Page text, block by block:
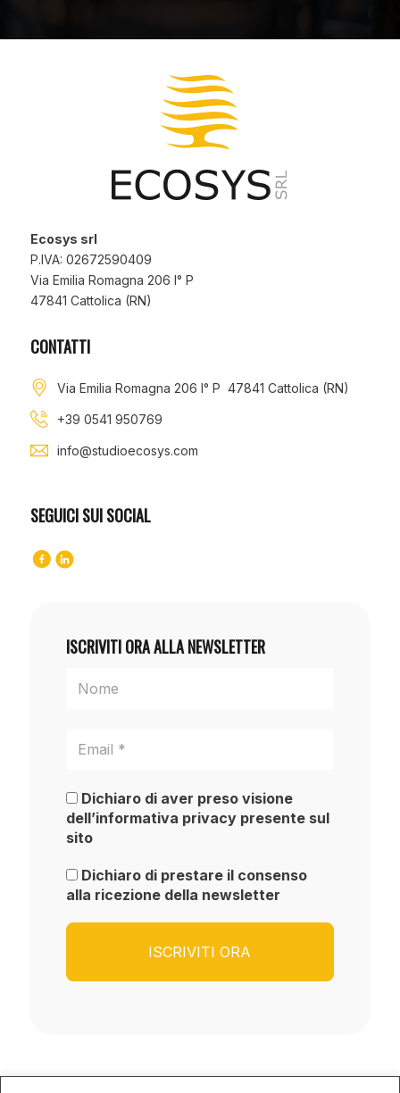
Ecosys srl
P.IVA: 02672590409
Via Emilia Romagna 206 I° P
47841 Cattolica (RN)
CONTATTI
Via Emilia Romagna 206 I° P 47841 Cattolica (RN)
+39 0541 950769
info@studioecosys.com
SEGUICI SUI SOCIAL
ISCRIVITI ORA ALLA NEWSLETTER
Dichiaro di aver preso visione
dell’informativa privacy presente sul
sito
Dichiaro di prestare il consenso
alla ricezione della newsletter